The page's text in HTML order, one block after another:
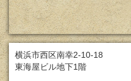
横浜市西区南幸2-10-18
東海屋ビル地下1階